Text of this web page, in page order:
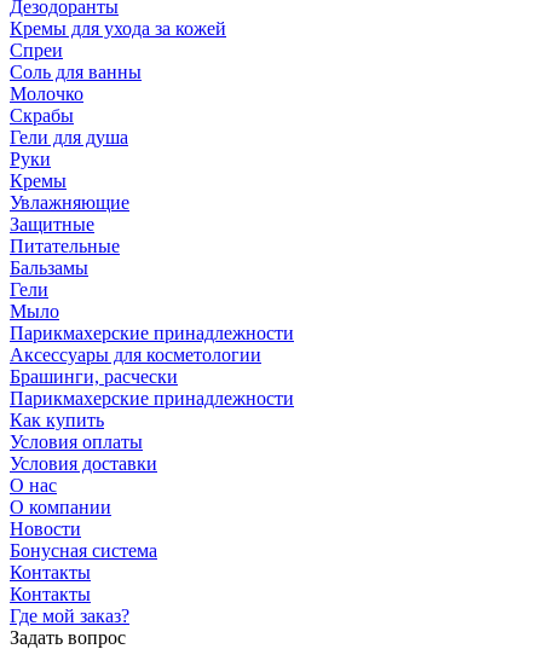
Дезодоранты
Кремы для ухода за кожей
Спреи
Соль для ванны
Молочко
Скрабы
Гели для душа
Руки
Кремы
Увлажняющие
Защитные
Питательные
Бальзамы
Гели
Мыло
Парикмахерские принадлежности
Аксессуары для косметологии
Брашинги, расчески
Парикмахерские принадлежности
Как купить
Условия оплаты
Условия доставки
О нас
О компании
Новости
Бонусная система
Контакты
Контакты
Где мой заказ?
Задать вопрос